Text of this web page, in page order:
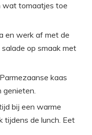
tomaatjes toe
en werk af met de
op smaak met
kaas
genieten.
bij een warme
tijdens de lunch. Eet